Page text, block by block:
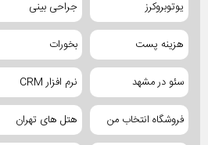
یوتوبروکرز جراحی بینی
هزینه پست بخورات
سئو در مشهد نرم افزار CRM
فروشگاه انتخاب من هتل های تهران